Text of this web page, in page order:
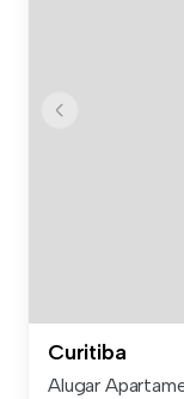
Curitiba
Alugar